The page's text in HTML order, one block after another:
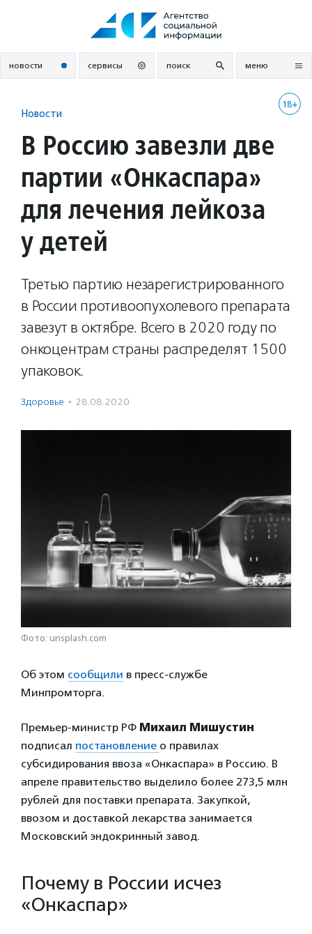
новости сервисы поиск меню
18+
Новости
В Россию завезли две
партии «Онкаспара»
для лечения лейкоза
у детей
Третью партию незарегистрированного
в России противоопухолевого препарата
завезут в октябре. Всего в 2020 году по
онкоцентрам страны распределят 1500
упаковок.
Здоровье · 28.08.2020
Фото: unsplash.com
Об этом сообщили в пресс-службе
Минпромторга.
Премьер-министр РФ Михаил Мишустин
подписал постановление о правилах
субсидирования ввоза «Онкаспара» в Россию. В
апреле правительство выделило более 273,5 млн
рублей для поставки препарата. Закупкой,
ввозом и доставкой лекарства занимается
Московский эндокринный завод.
Почему в России исчез
«Онкаспар»